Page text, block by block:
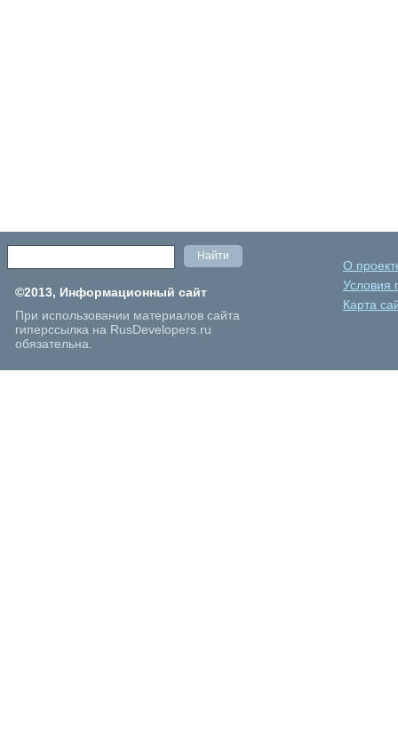
©2013, Информационный сайт
При использовании материалов сайта
гиперссылка на RusDevelopers.ru
обязательна.
О
Условия
Карта